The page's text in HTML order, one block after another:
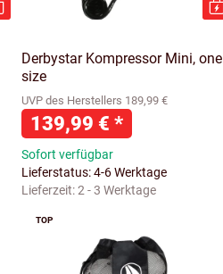
Derbystar Kompressor Mini, one
size
UVP des Herstellers 189,99 €
139,99 € *
Sofort verfügbar
Lieferstatus: 4-6 Werktage
Lieferzeit:2 - 3 Werktage
TOP